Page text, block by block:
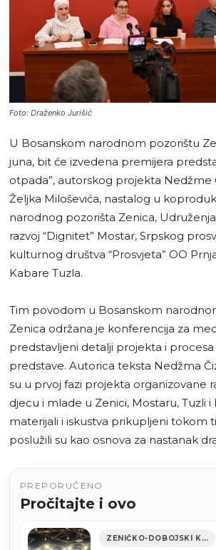
Foto: Draženko Jurišić
U Bosanskom narodnom pozorištu
juna, bit će izvedena premijera
otpada”, autorskog projekta Nedžme
Željka Miloševića, nastalog u
narodnog pozorišta Zenica,
razvoj “Dignitet” Mostar, Srpskog
kulturnog društva “Prosvjeta” OO
Kabare Tuzla.
Tim povodom u Bosanskom
Zenica održana je konferencija za
predstavljeni detalji projekta i procesa
predstave. Autorica teksta Nedžma
su u prvoj fazi projekta organizovane
djecu i mlade u Zenici, Mostaru, Tuzli i
materijali i iskustva prikupljeni tokom
poslužili su kao osnova za nastanak
PREPORUČENO
Pročitajte i ovo
ZENIČKO-DOBOJSKI KANTON